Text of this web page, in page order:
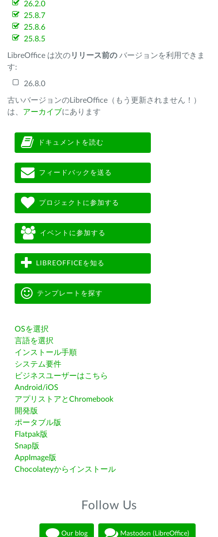
26.2.0
25.8.7
25.8.6
25.8.5
LibreOffice は次のリリース前の バージョンを利用できま
す:
26.8.0
古いバージョンのLibreOffice（もう更新されません！）
は、 アーカイブにあります
ドキュメントを読む
フィードバックを送る
プロジェクトに参加する
イベントに参加する
LIBREOFFICEを知る
テンプレートを探す
OSを選択
言語を選択
インストール手順
システム要件
ビジネスユーザーはこちら
Android/iOS
アプリストアとChromebook
開発版
ポータブル版
Flatpak版
Snap版
AppImage版
Chocolateyからインストール
Follow Us
Our blog Mastodon (LibreOffice)